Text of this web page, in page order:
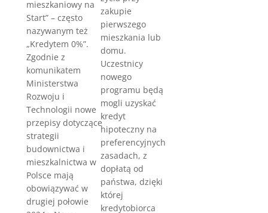
mieszkaniowy na
Start” – często
nazywanym też
„Kredytem 0%”.
Zgodnie z
komunikatem
Ministerstwa
Rozwoju i
Technologii nowe
przepisy dotyczące
strategii
budownictwa i
mieszkalnictwa w
Polsce mają
obowiązywać w
drugiej połowie
zakupie
pierwszego
mieszkania lub
domu.
Uczestnicy
nowego
programu będą
mogli uzyskać
kredyt
hipoteczny na
preferencyjnych
zasadach, z
dopłatą od
państwa, dzięki
której
kredytobiorca